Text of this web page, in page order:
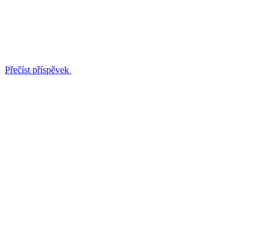
Přečíst příspěvek